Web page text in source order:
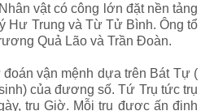
vật có công lớn đặt nền tảng
Hư Trung và Từ Tử Bình. Ông tổ
Quả Lão và Trần Đoàn.
vận mệnh dựa trên Bát Tự (
của đương số. Tứ Trụ tức trụ
trụ Giờ. Mỗi trụ được ấn định